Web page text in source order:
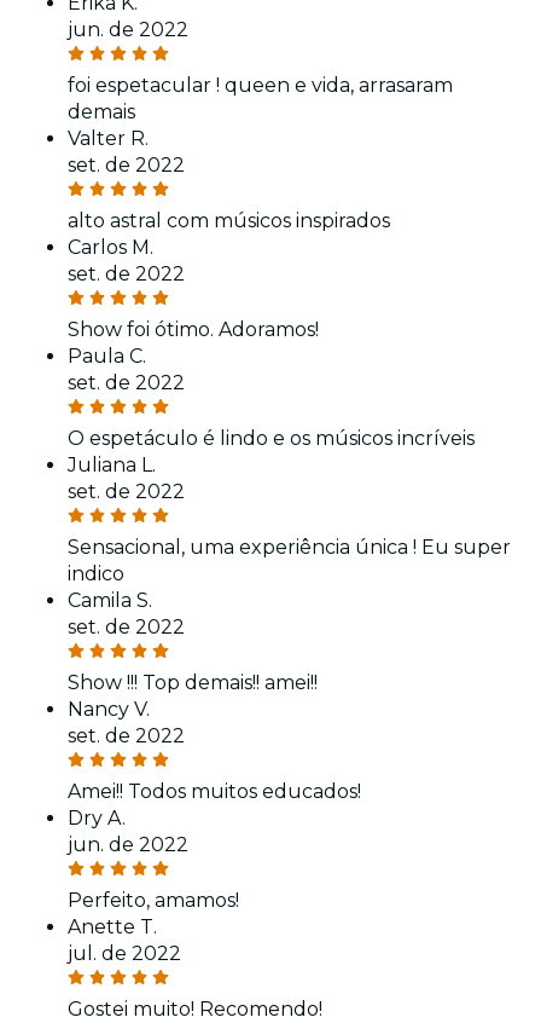
jun. de 2022
foi espetacular ! queen e vida, arrasaram
demais
Valter R.
set. de 2022
alto astral com músicos inspirados
Carlos M.
set. de 2022
Show foi ótimo. Adoramos!
Paula C.
set. de 2022
O espetáculo é lindo e os músicos incríveis
Juliana L.
set. de 2022
Sensacional, uma experiência única ! Eu super
indico
Camila S.
set. de 2022
Show !!! Top demais!! amei!!
Nancy V.
set. de 2022
Amei!! Todos muitos educados!
Dry A.
jun. de 2022
Perfeito, amamos!
Anette T.
jul. de 2022
Gostei muito! Recomendo!